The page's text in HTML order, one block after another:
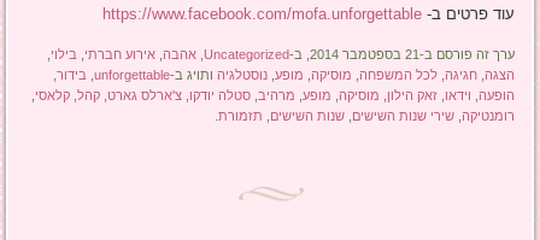
עוד פרטים ב-https://www.facebook.com/mofa.unforgettable
ערך זה פורסם ב-21 בספטמבר 2014, ב- Uncategorized
,אהבה ,אירוע חברתי בילוי
הצגה ,חגיגה ,לכל המשפחה מוסיקה מופע ,נוסטלגיה ותויג ב-unforgettable בידור
הופעה וידאו ,זאק הילון מוסיקה מופע מרהיב ,סטלה יודקו ,צ'ארלס גארט ,קהל ,קלאסי
רומנטיקה ,שירי שנות השישים ,שנות השישים תזמורת